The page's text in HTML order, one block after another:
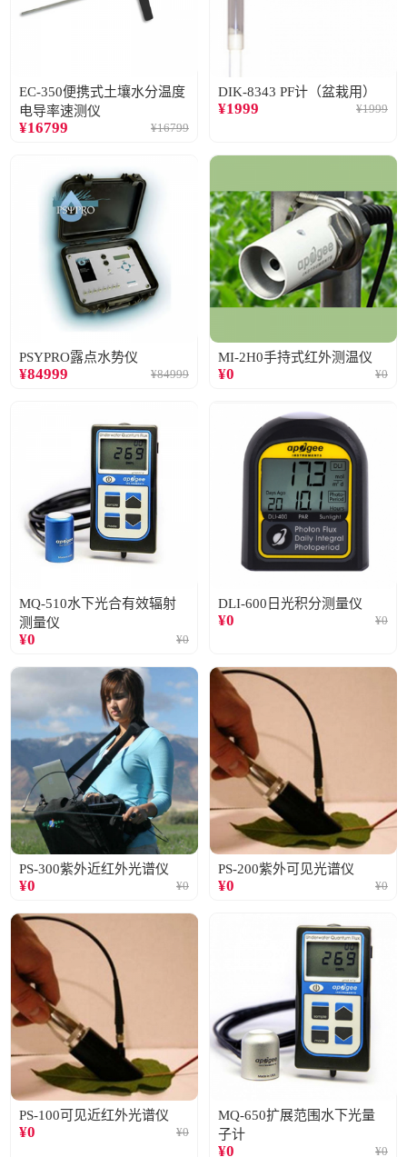
EC-350便携式土壤水分温度
电导率速测仪
¥16799 ¥16799
DIK-8343 PF计（盆栽用）
¥1999 ¥1999
PSYPRO露点水势仪
¥84999 ¥84999
MI-2H0手持式红外测温仪
¥0 ¥0
MQ-510水下光合有效辐射
测量仪
¥0 ¥0
DLI-600日光积分测量仪
¥0 ¥0
PS-300紫外近红外光谱仪
¥0 ¥0
PS-200紫外可见光谱仪
¥0 ¥0
PS-100可见近红外光谱仪
¥0 ¥0
MQ-650扩展范围水下光量
子计
¥0 ¥0